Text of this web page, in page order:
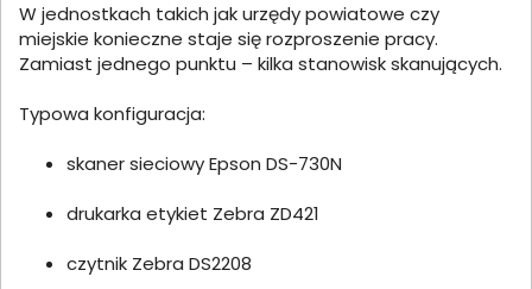
W jednostkach takich jak urzędy powiatowe czy
miejskie konieczne staje się rozproszenie pracy.
Zamiast jednego punktu – kilka stanowisk skanujących.
Typowa konfiguracja:
skaner sieciowy Epson DS-730N
drukarka etykiet Zebra ZD421
czytnik Zebra DS2208